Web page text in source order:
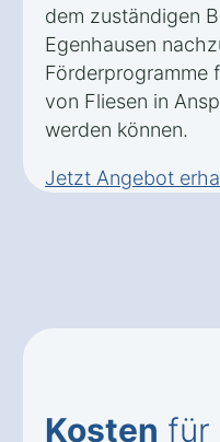
dem zuständigen
Egenhausen
Förderprogramme
von Fliesen in
werden können.
Jetzt Angebot
Kosten für